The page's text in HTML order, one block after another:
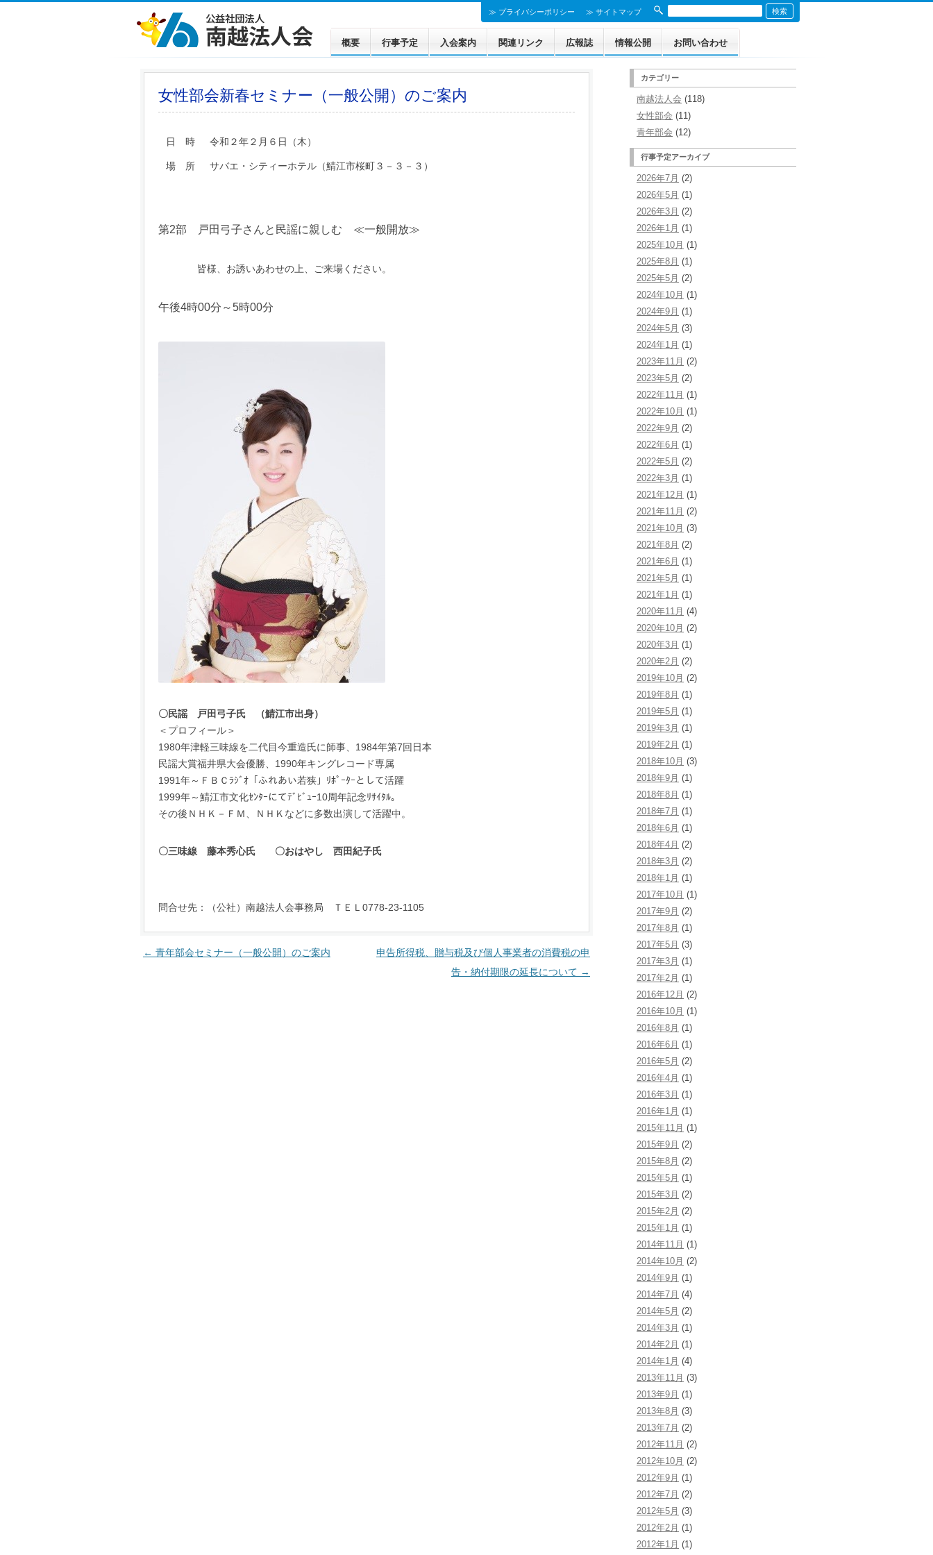
≫ プライバシーポリシー ≫ サイトマップ
概要
法人会の基本的指針
行事予定 入会案内 関連リンク 広報誌 情報公開
定款
役員名簿
事業報告 令和7年度
収支決算 令和7年度
収支決算 令和6年度
収支決算 令和5年度
収支決算 令和4年度
収支決算 令和3年度
収支決算 令和2年度
収支決算 令和元年度
収支決算 平成30年度
収支決算 平成29年度
収支決算 平成28年度
収支決算 平成27年度
収支決算 平成26年度
収支決算 平成25年度
お問い合わせ
女性部会新春セミナー（一般公開）のご案内
日 時 令和２年２月６日（木）
場 所 サバエ・シティーホテル（鯖江市桜町３－３－３）
第2部 戸田弓子さんと民謡に親しむ ≪一般開放≫
皆様、お誘いあわせの上、ご来場ください。
午後4時00分～5時00分
〇民謡 戸田弓子氏 （鯖江市出身）
＜プロフィール＞
1980年津軽三味線を二代目今重造氏に師事、1984年第7回日本
民謡大賞福井県大会優勝、1990年キングレコード専属
1991年～ＦＢＣﾗｼﾞｵ「ふれあい若狭」ﾘﾎﾟｰﾀｰとして活躍
1999年～鯖江市文化ｾﾝﾀｰにてﾃﾞﾋﾞｭｰ10周年記念ﾘｻｲﾀﾙ。
その後ＮＨＫ－ＦＭ、ＮＨＫなどに多数出演して活躍中。
〇三味線 藤本秀心氏 〇おはやし 西田紀子氏
問合せ先：（公社）南越法人会事務局 ＴＥＬ0778-23-1105
投
← 青年部会セミナー（一般公開）のご案内
申告所得税、贈与税及び個人事業者の消費税の申
告・納付期限の延長について →
カテゴリー
南越法人会 (118)
女性部会 (11)
青年部会 (12)
行事予定アーカイブ
2026年7月 (2)
2026年5月 (1)
2026年3月 (2)
2026年1月 (1)
2025年10月 (1)
2025年8月 (1)
2025年5月 (2)
2024年10月 (1)
2024年9月 (1)
2024年5月 (3)
2024年1月 (1)
2023年11月 (2)
2023年5月 (2)
2022年11月 (1)
2022年10月 (1)
2022年9月 (2)
2022年6月 (1)
2022年5月 (2)
2022年3月 (1)
2021年12月 (1)
2021年11月 (2)
2021年10月 (3)
2021年8月 (2)
2021年6月 (1)
2021年5月 (1)
2021年1月 (1)
2020年11月 (4)
2020年10月 (2)
2020年3月 (1)
2020年2月 (2)
2019年10月 (2)
2019年8月 (1)
2019年5月 (1)
2019年3月 (1)
2019年2月 (1)
2018年10月 (3)
2018年9月 (1)
2018年8月 (1)
2018年7月 (1)
2018年6月 (1)
2018年4月 (2)
2018年3月 (2)
2018年1月 (1)
2017年10月 (1)
2017年9月 (2)
2017年8月 (1)
2017年5月 (3)
2017年3月 (1)
2017年2月 (1)
2016年12月 (2)
2016年10月 (1)
2016年8月 (1)
2016年6月 (1)
2016年5月 (2)
2016年4月 (1)
2016年3月 (1)
2016年1月 (1)
2015年11月 (1)
2015年9月 (2)
2015年8月 (2)
2015年5月 (1)
2015年3月 (2)
2015年2月 (2)
2015年1月 (1)
2014年11月 (1)
2014年10月 (2)
2014年9月 (1)
2014年7月 (4)
2014年5月 (2)
2014年3月 (1)
2014年2月 (1)
2014年1月 (4)
2013年11月 (3)
2013年9月 (1)
2013年8月 (3)
2013年7月 (2)
2012年11月 (2)
2012年10月 (2)
2012年9月 (1)
2012年7月 (2)
2012年5月 (3)
2012年2月 (1)
2012年1月 (1)